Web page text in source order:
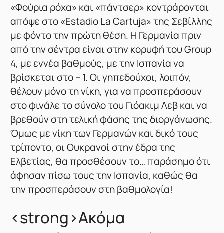
«Φούρια ρόχα» και «πάντσερ» κοντράρονται
απόψε στο «Estadio La Cartuja» της Σεβίλλης
με φόντο την πρώτη θέση. Η Γερμανία πριν
από την σέντρα είναι στην κορυφή του Group
4, με εννέα βαθμούς, με την Ισπανία να
βρίσκεται στο – 1. Οι γηπεδούχοι, λοιπόν,
θέλουν μόνο τη νίκη, για να προσπεράσουν
στο φινάλε το σύνολο του Γιόακιμ Λεβ και να
βρεθούν στη τελική φάσης της διοργάνωσης.
Όμως με νίκη των Γερμανών και δικό τους
τρίποντο, οι Ουκρανοί στην έδρα της
Ελβετίας, θα προσθέσουν το… παράσημο ότι
άφησαν πίσω τους την Ισπανία, καθώς θα
την προσπεράσουν στη βαθμολογία!
<strong>Ακόμα